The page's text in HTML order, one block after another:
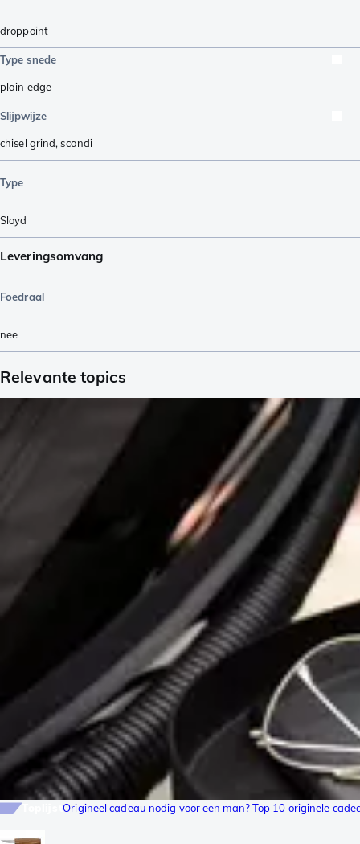
droppoint
Type snede
plain edge
Slijpwijze
chisel grind,scandi
Type
Sloyd
Leveringsomvang
Foedraal
nee
Relevante topics
ToplijstOrigineel cadeau nodig voor een man? Top 10 originele